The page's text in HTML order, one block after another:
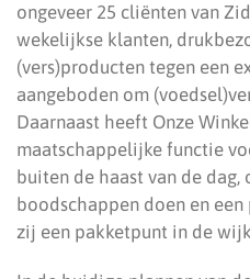
ongeveer 25 cliënten van
wekelijkse klanten,
(vers)producten tegen een
aangeboden om
Daarnaast heeft Onze
maatschappelijke functie
buiten de haast van de dag,
boodschappen doen en
zij een pakketpunt in de